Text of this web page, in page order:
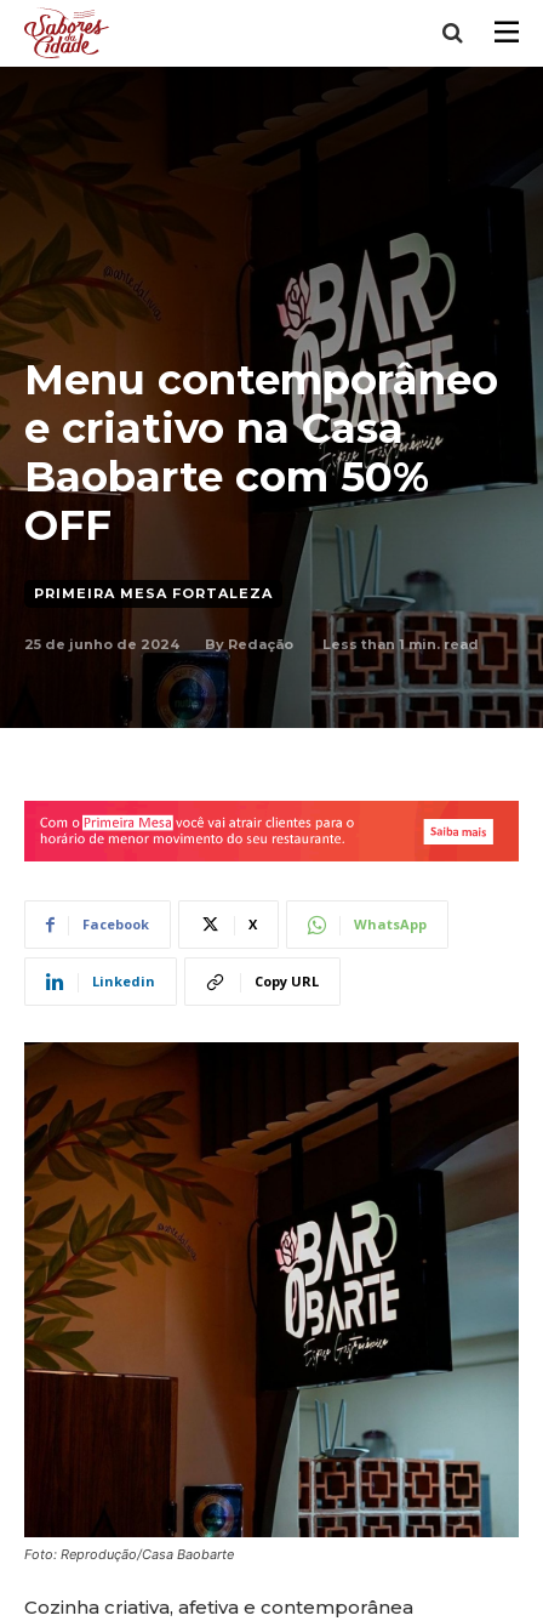
Menu contemporâneo
e criativo na Casa
Baobarte com 50%
OFF
PRIMEIRA MESA FORTALEZA
25 de junho de 2024 By Redação Less than 1 min. read
Facebook X WhatsApp
Linkedin Copy URL
Foto: Reprodução/Casa Baobarte
Cozinha criativa, afetiva e contemporânea